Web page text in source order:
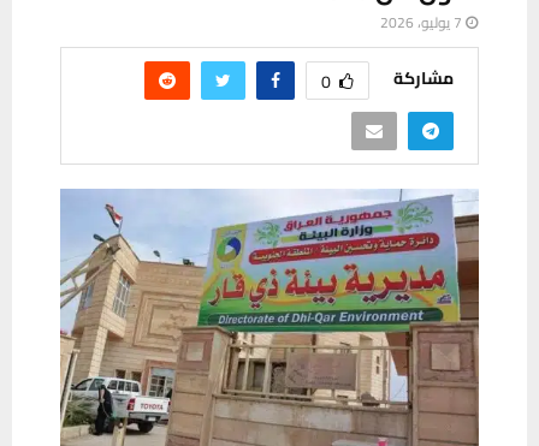
7 يوليو، 2026
مشاركة 0